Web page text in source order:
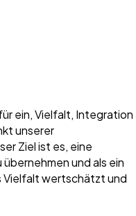
ein, Vielfalt, Integration
unserer
Ziel ist es, eine
und als ein
Vielfalt wertschätzt und